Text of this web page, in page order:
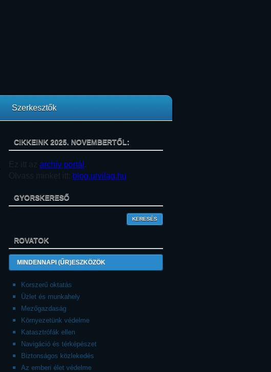
Szerkesztők
CIKKEINK 2025. NOVEMBERTŐL:
Ez itt az archív portál .
Olvass minket itt: blog.urvilag.hu
GYORSKERESŐ
ROVATOK
MINDENNAPI (ŰR)ESZKÖZÖK
Korszerű oktatás
Üzlet és munkahely
Mezőgazdaság
Környezetünk védelme
Katasztrófák ellen
Navigáció és térképészet
Biztonságos közlekedés
Az emberi élet védelme